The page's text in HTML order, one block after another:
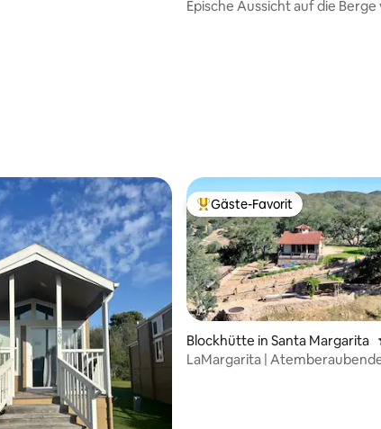
Epische Aussicht auf die Berge
5 von 5, 3 Bewertungen
Beliebter Gäste-Favorit.
Gäste-Favorit
Blockhütte in Santa Margarita
LaMargarita | Atemberaubende Seeblick